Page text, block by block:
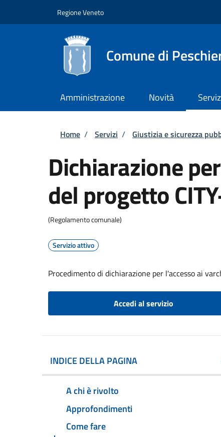
Regione Veneto
Comune di
Amministrazione Novità
Briciole di pane
Home / Servizi / Giustizia e sicurezza
Dichiarazione
del progetto
(Regolamento comunale)
Servizio attivo
Procedimento di dichiarazione per l'accesso ai
Accedi al servizio
INDICE DELLA PAGINA
A chi è rivolto
Approfondimenti
Come fare